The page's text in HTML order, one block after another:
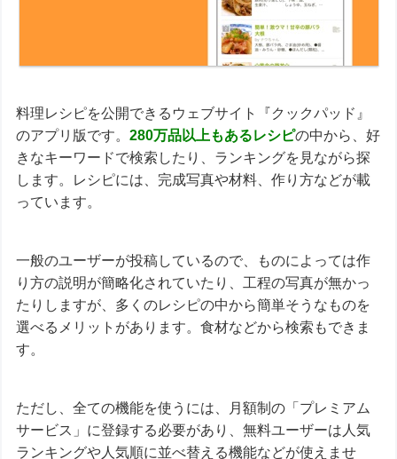
料理レシピを公開できるウェブサイト『クックパッド』
のアプリ版です。280万品以上もあるレシピの中から、好
きなキーワードで検索したり、ランキングを見ながら探
します。レシピには、完成写真や材料、作り方などが載
っています。
一般のユーザーが投稿しているので、ものによっては作
り方の説明が簡略化されていたり、工程の写真が無かっ
たりしますが、多くのレシピの中から簡単そうなものを
選べるメリットがあります。食材などから検索もできま
す。
ただし、全ての機能を使うには、月額制の「プレミアム
サービス」に登録する必要があり、無料ユーザーは人気
ランキングや人気順に並べ替える機能などが使えませ